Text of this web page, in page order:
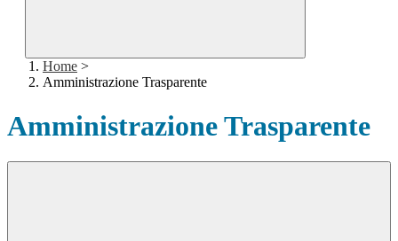
Home >
Amministrazione Trasparente
Amministrazione Trasparente